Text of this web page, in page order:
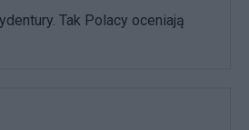
Tak Polacy oceniają